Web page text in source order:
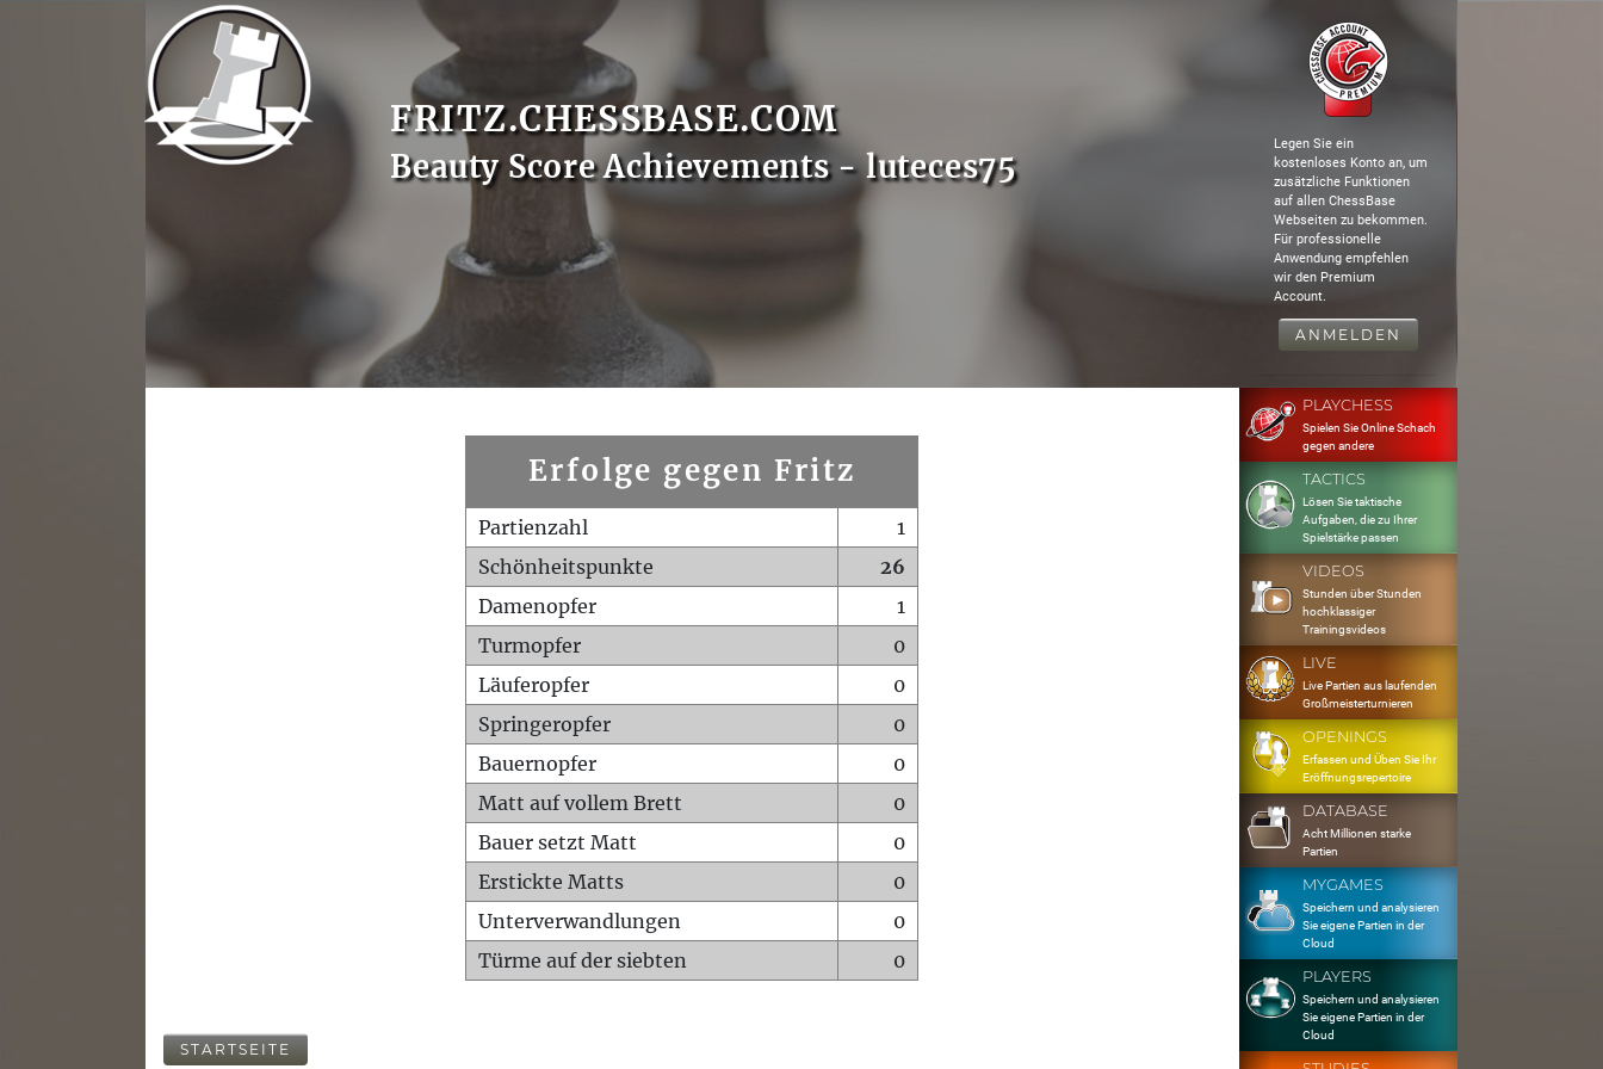
FRITZ.CHESSBASE.COM
Beauty Score Achievements - luteces75
Legen Sie ein
kostenloses Konto an, um
zusätzliche Funktionen
auf allen ChessBase
Webseiten zu bekommen.
Für professionelle
Anwendung empfehlen
wir den Premium
Account.
ANMELDEN
Erfolge gegen Fritz
Partienzahl
1
Schönheitspunkte
26
Damenopfer
1
Turmopfer
0
Läuferopfer
0
Springeropfer
0
Bauernopfer
0
Matt auf vollem Brett
0
Bauer setzt Matt
0
Erstickte Matts
0
Unterverwandlungen
0
Türme auf der siebten
0
STARTSEITE
PLAYCHESS
Spielen Sie Online Schach
gegen andere
TACTICS
Lösen Sie taktische
Aufgaben, die zu Ihrer
Spielstärke passen
VIDEOS
Stunden über Stunden
hochklassiger
Trainingsvideos
LIVE
Live Partien aus laufenden
Großmeisterturnieren
OPENINGS
Erfassen und Üben Sie Ihr
Eröffnungsrepertoire
DATABASE
Acht Millionen starke
Partien
MYGAMES
Speichern und analysieren
Sie eigene Partien in der
Cloud
PLAYERS
Speichern und analysieren
Sie eigene Partien in der
Cloud